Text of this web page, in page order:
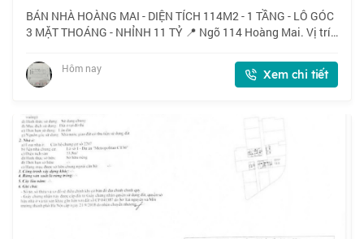
BÁN NHÀ HOÀNG MAI - DIỆN TÍCH 114M2 - 1 TẦNG - LÔ GÓC
3 MẶT THOÁNG - NHỈNH 11 TỶ 📍 Ngõ 114 Hoàng Mai. Vị trí
chợ đầu mối phía Nam, chợ Tân Ma
Hôm nay Xem chi tiết